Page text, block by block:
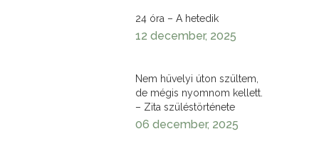
24 óra – A hetedik
12 december, 2025
Nem hüvelyi úton szültem,
de mégis nyomnom kellett.
– Zita szüléstörténete
06 december, 2025